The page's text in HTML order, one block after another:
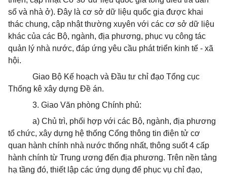
số và nhà ở). Đây là cơ sở dữ liệu quốc gia được khai
thác chung, cập nhật thường xuyên với các cơ sở dữ liệu
khác của các Bộ, ngành, địa phương, phục vụ công tác
quản lý nhà nước, đáp ứng yêu cầu phát triển kinh tế - xã
hội.
Giao Bộ Kế hoạch và Đầu tư chỉ đạo Tổng cục
Thống kê xây dựng Đề án.
3. Giao Văn phòng Chính phủ:
a) Chủ trì, phối hợp với các Bộ, ngành, địa phương
tổ chức, xây dựng hệ thống Cổng thông tin điện tử cơ
quan hành chính nhà nước thống nhất, thông suốt 4 cấp
hành chính từ Trung ương đến địa phương. Trên nền tảng
hạ tầng đó, thiết lập các ứng dụng để phục vụ chỉ đạo,